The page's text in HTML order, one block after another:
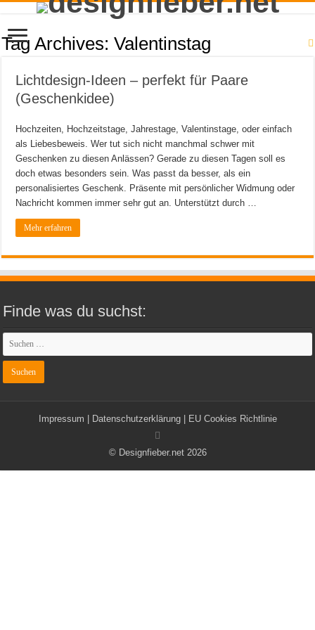
Tag Archives:Valentinstag
Lichtdesign-Ideen – perfekt für Paare
(Geschenkidee)
Hochzeiten, Hochzeitstage, Jahrestage, Valentinstage, oder einfach
als Liebesbeweis. Wer tut sich nicht manchmal schwer mit
Geschenken zu diesen Anlässen? Gerade zu diesen Tagen soll es
doch etwas besonders sein. Was passt da besser, als ein
personalisiertes Geschenk. Präsente mit persönlicher Widmung oder
Nachricht kommen immer sehr gut an. Unterstützt durch …
Mehr erfahren
Finde was du suchst:
Impressum Datenschutzerklärung| EU Cookies Richtlinie
© Designfieber.net 2026